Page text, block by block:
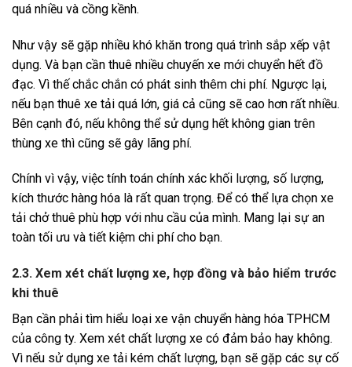
quá nhiều và cồng kềnh.
Như vậy sẽ gặp nhiều khó khăn trong quá trình sắp xếp vật
dụng. Và bạn cần thuê nhiều chuyến xe mới chuyển hết đồ
đạc. Vì thế chắc chắn có phát sinh thêm chi phí. Ngược lại,
nếu bạn thuê xe tải quá lớn, giá cả cũng sẽ cao hơn rất nhiều.
Bên cạnh đó, nếu không thể sử dụng hết không gian trên
thùng xe thì cũng sẽ gây lãng phí.
Chính vì vậy, việc tính toán chính xác khối lượng, số lượng,
kích thước hàng hóa là rất quan trọng. Để có thể lựa chọn xe
tải chở thuê phù hợp với nhu cầu của mình. Mang lại sự an
toàn tối ưu và tiết kiệm chi phí cho bạn.
2.3. Xem xét chất lượng xe, hợp đồng và bảo hiểm trước
khi thuê
Bạn cần phải tìm hiểu loại xe vận chuyển hàng hóa TPHCM
của công ty. Xem xét chất lượng xe có đảm bảo hay không.
Vì nếu sử dụng xe tải kém chất lượng, bạn sẽ gặp các sự cố